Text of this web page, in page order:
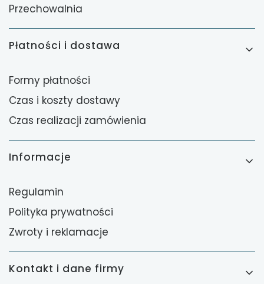
Przechowalnia
Płatności i dostawa
Formy płatności
Czas i koszty dostawy
Czas realizacji zamówienia
Informacje
Regulamin
Polityka prywatności
Zwroty i reklamacje
Kontakt i dane firmy